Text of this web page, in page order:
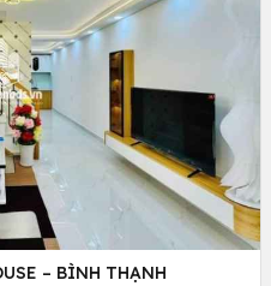
– BÌNH THẠNH